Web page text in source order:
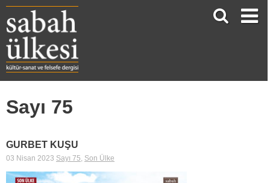
Sayı 75
GURBET KUŞU
03 Nisan 2023 Sayı 75, Son Ülke